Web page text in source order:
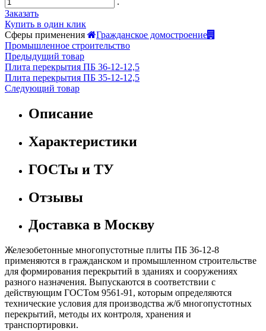
Заказать
Купить в один клик
Сферы применения
Гражданское домостроение
Промышленное строительство
Предыдущий товар
Плита перекрытия ПБ 36-12-12,5
Плита перекрытия ПБ 35-12-12,5
Следующий товар
Описание
Характеристики
ГОСТы и ТУ
Отзывы
Доставка в Москву
Железобетонные многопустотные плиты ПБ 36-12-8
применяются в гражданском и промышленном строительстве
для формирования перекрытий в зданиях и сооружениях
разного назначения. Выпускаются в соответствии с
действующим ГОСТом 9561-91, которым определяются
технические условия для производства ж/б многопустотных
перекрытий, методы их контроля, хранения и
транспортировки.